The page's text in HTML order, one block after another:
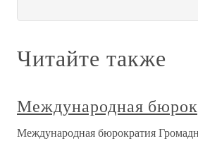
Читайте также
Международная
Международная бюрократия